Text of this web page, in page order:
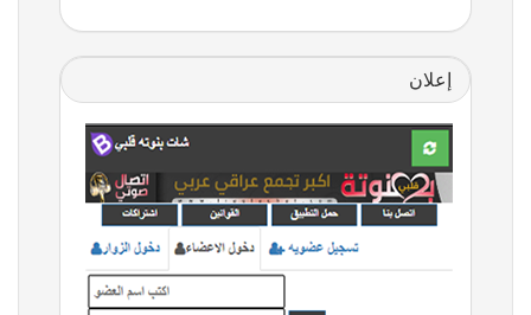
إعلان